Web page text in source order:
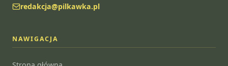
redakcja@pilkawka.pl
NAWIGACJA